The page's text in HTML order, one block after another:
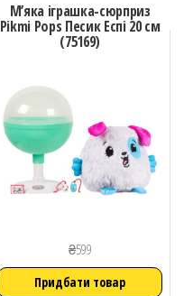
М’яка іграшка-сюрприз
Pikmi Pops Песик Еспі 20 см
(75169)
₴599
Придбати товар